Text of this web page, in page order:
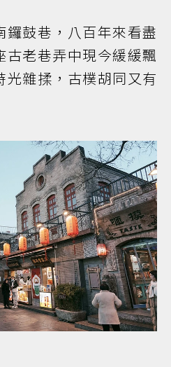
鑼鼓巷，八百年來看盡
古老巷弄中現今緩緩飄
光雜揉，古樸胡同又有